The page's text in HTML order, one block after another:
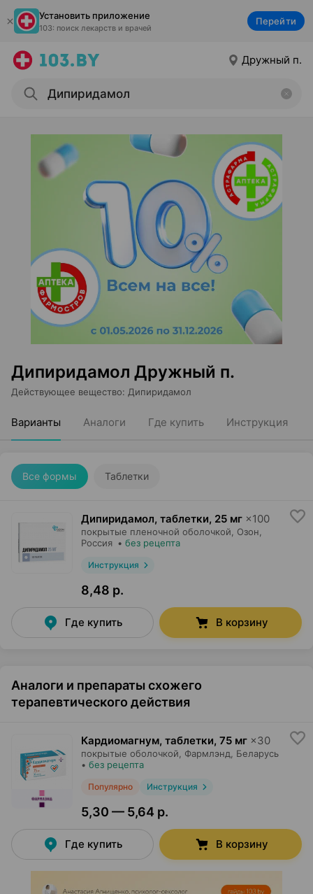
Установить приложение
103: поиск лекарств и врачей
Перейти
Дружный п.
Дипиридамол Дружный п.
Действующее вещество: Дипиридамол
Варианты Аналоги Где купить Инструкция
Все формы Таблетки
Дипиридамол, таблетки, 25 мг ×100
покрытые пленочной оболочкой, Озон
Россия • без рецепта
Инструкция
8,48 р.
Где купить В корзину
Аналоги и препараты схожего
терапевтического действия
Кардиомагнум, таблетки, 75 мг ×30
покрытые оболочкой, Фармлэнд , Беларусь
• без рецепта
Популярно Инструкция
5,30 — 5,64 р.
Где купить В корзину